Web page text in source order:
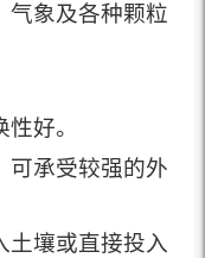
气象及各种颗粒
好。
可承受较强的外
土壤或直接投入